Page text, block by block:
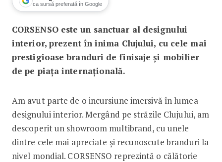
ca sursă preferată în Google
CORSENSO: O călătorie
CORSENSO este un sanctuar al designului
interior, prezent în inima Clujului, cu cele mai
prestigioase branduri de finisaje și mobilier
de pe piața internațională.
Am avut parte de o incursiune imersivă în lumea
designului interior. Mergând pe străzile Clujului, am
descoperit un showroom multibrand, cu unele
dintre cele mai apreciate și recunoscute branduri la
nivel mondial. CORSENSO reprezintă o călătorie